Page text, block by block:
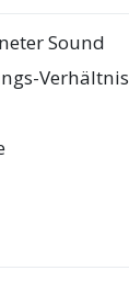
Sound
Verhältnis